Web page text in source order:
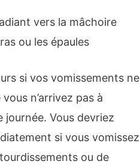
vers la mâchoire
ou les épaules
si vos vomissements ne
n’arrivez pas à
journée. Vous devriez
si vous vomissez
ou de